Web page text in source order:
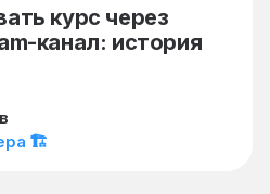
курс через
канал: история
🏗